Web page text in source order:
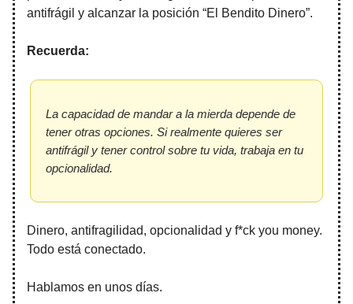
antifrágil y alcanzar la posición “El Bendito Dinero”.
Recuerda:
La capacidad de mandar a la mierda depende de
tener otras opciones. Si realmente quieres ser
antifrágil y tener control sobre tu vida, trabaja en tu
opcionalidad.
Dinero, antifragilidad, opcionalidad y f*ck you money.
Todo está conectado.
Hablamos en unos días.